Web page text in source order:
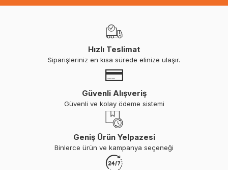
Hızlı Teslimat
Siparişleriniz en kısa sürede elinize ulaşır.
Güvenli Alışveriş
Güvenli ve kolay ödeme sistemi
Geniş Ürün Yelpazesi
Binlerce ürün ve kampanya seçeneği